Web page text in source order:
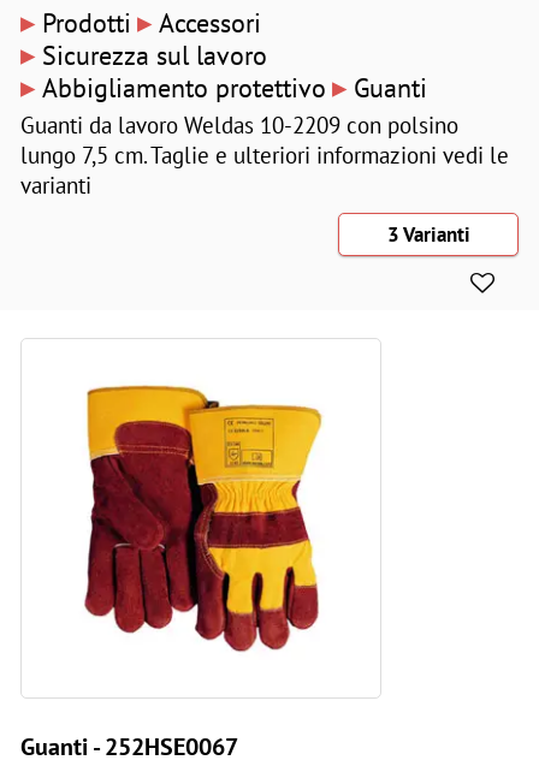
▸ Prodotti ▸ Accessori
▸ Sicurezza sul lavoro
▸ Abbigliamento protettivo ▸ Guanti
Guanti da lavoro Weldas 10-2209 con polsino
lungo 7,5 cm. Taglie e ulteriori informazioni vedi le
varianti
3 Varianti
Guanti - 252HSE0067